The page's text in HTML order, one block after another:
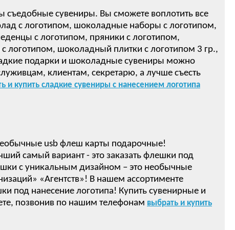
съедобные сувениры. Вы сможете воплотить все
с логотипом, шоколадные наборы с логотипом,
с логотипом, пряники с логотипом,
логотипом, шоколадный плитки с логотипом 3 гр.,
подарки и шоколадные сувениры можно
клиентам, секретарю, а лучше съесть
и купить сладкие сувениры с нанесением логотипа
usb флеш карты подарочные!
самый вариант - это заказать флешки под
с уникальным дизайном – это необычные
«Агентств»! В нашем ассортименте
под нанесение логотипа! Купить сувенирные и
позвонив по нашим телефонам выбрать и купить